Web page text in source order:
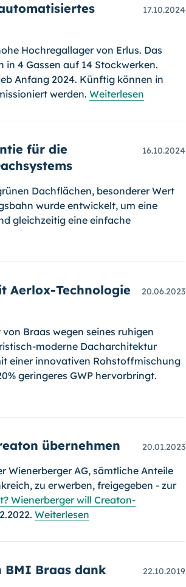
17.10.2024
Hochregallager von Erlus. Das
4 Gassen auf 14 Stockwerken.
Anfang 2024. Künftig können in
werden. Weiterlesen
für die
16.10.2024
Dachflächen, besonderer Wert
wurde entwickelt, um eine
gleichzeitig eine einfache
Aerlox-Technologie
20.06.2023
Braas wegen seines ruhigen
moderne Dacharchitektur
einer innovativen Rohstoffmischung
geringeres GWP hervorbringt.
übernehmen 20.01.2023
Wienerberger AG, sämtliche Anteile
zu erwerben, freigegeben - zur
Wienerberger will Creaton-
Weiterlesen
BMI Braas dank
22.10.2019